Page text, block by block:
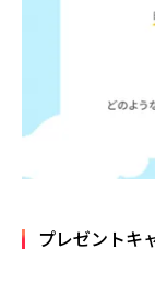
プレゼントキ